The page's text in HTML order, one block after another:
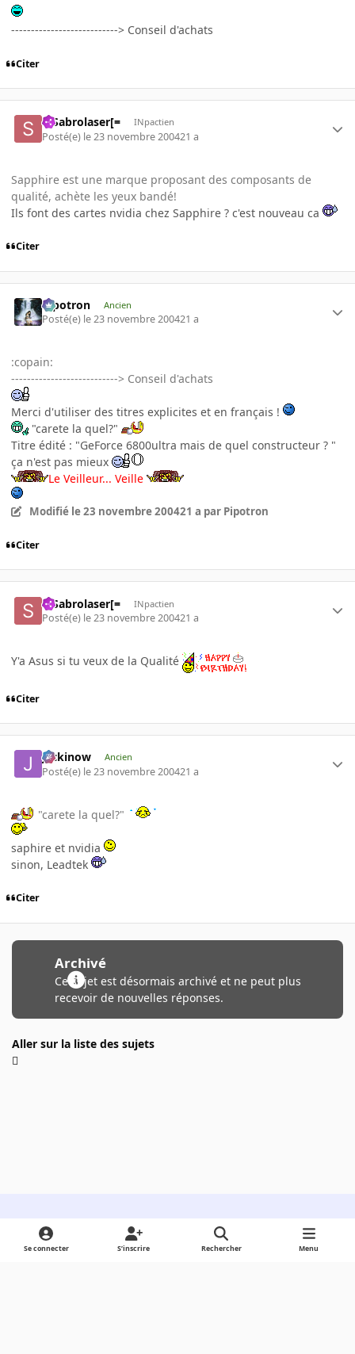
---------------------------> Conseil d'achats
Citer
=]Sabrolaser[= INpactien
Posté(e) le 23 novembre 200421 a
Sapphire est une marque proposant des composants de
qualité, achète les yeux bandé!
Ils font des cartes nvidia chez Sapphire ? c'est nouveau ca
Citer
Pipotron Ancien
Posté(e) le 23 novembre 200421 a
:copain:
---------------------------> Conseil d'achats
Merci d'utiliser des titres explicites et en français !
"carete la quel?"
Titre édité : "GeForce 6800ultra mais de quel constructeur ? "
ça n'est pas mieux
Le Veilleur... Veille
Modifié le 23 novembre 200421 a par Pipotron
Citer
=]Sabrolaser[= INpactien
Posté(e) le 23 novembre 200421 a
Y'a Asus si tu veux de la Qualité
Citer
jackinow Ancien
Posté(e) le 23 novembre 200421 a
"carete la quel?"
saphire et nvidia
sinon, Leadtek
Citer
Archivé
Ce sujet est désormais archivé et ne peut plus
recevoir de nouvelles réponses.
Aller sur la liste des sujets
Light ModeDark ModeSystem Preference
Se connecter S’inscrire Rechercher Menu